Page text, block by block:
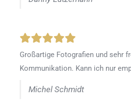
Großartige Fotografien und sehr
Kommunikation. Kann ich nur
Michel Schmidt